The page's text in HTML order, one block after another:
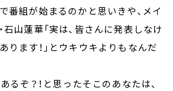
番組が始まるのかと思いきや、メイ
石山蓮華「実は、皆さんに発表しなけ
ります！」とウキウキよりもなんだ
るぞ？！と思ったそこのあなたは、